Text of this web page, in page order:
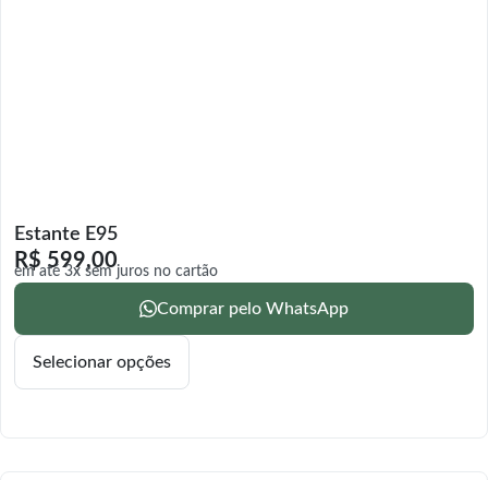
Estante E95
R$ 599,00
em até 3x sem juros no cartão
Comprar pelo WhatsApp
Selecionar opções